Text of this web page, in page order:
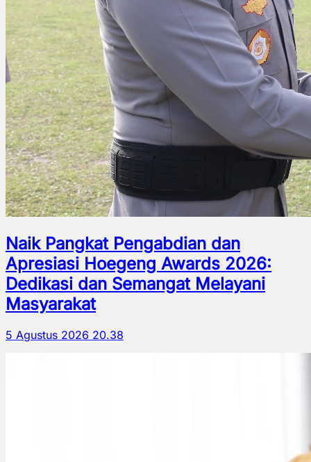
Naik Pangkat Pengabdian dan
Apresiasi Hoegeng Awards 2026:
Dedikasi dan Semangat Melayani
Masyarakat
5 Agustus 2026 20.38